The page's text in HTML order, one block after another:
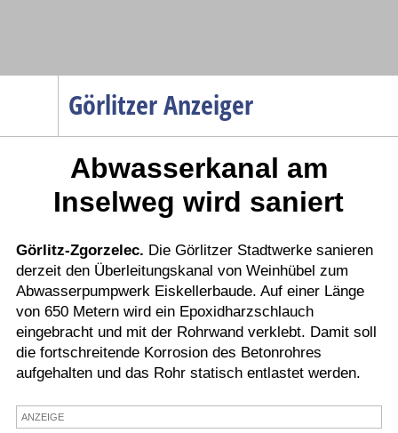
Görlitzer Anzeiger
Menüpunkte
Gesellschaft
Wirtschaft
Service
Verkehr
Gesundheit
Kultur
Termine
Abwasserkanal am
Inselweg wird saniert
Görlitz-Zgorzelec. Die Görlitzer Stadtwerke sanieren
derzeit den Überleitungskanal von Weinhübel zum
Abwasserpumpwerk Eiskellerbaude. Auf einer Länge
von 650 Metern wird ein Epoxidharzschlauch
eingebracht und mit der Rohrwand verklebt. Damit soll
die fortschreitende Korrosion des Betonrohres
aufgehalten und das Rohr statisch entlastet werden.
ANZEIGE